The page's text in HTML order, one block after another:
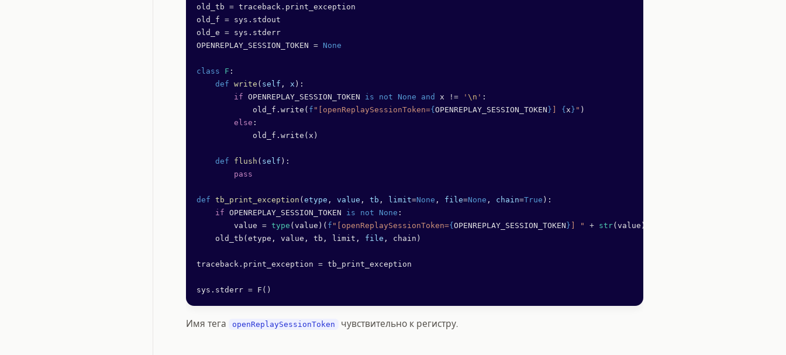
old_tb = traceback.print_exception
old_f = sys.stdout
old_e = sys.stderr
OPENREPLAY_SESSION_TOKEN = None
class F :
    def
write ( self , x ):
        if
OPENREPLAY_SESSION_TOKEN is not None and x != ' \n ' :
            old_f.write(
f "[openReplaySessionToken={ OPENREPLAY_SESSION_TOKEN } { x } " )
        else
:
            old_f.write(x)
    def
flush ( self ):
        pass
def tb_print_exception ( etype , value , tb , limit=None , file=None , chain=True ):
    if
OPENREPLAY_SESSION_TOKEN is not None :
        value
= type (value)( f "[openReplaySessionToken={ OPENREPLAY_SESSION_TOKEN } ] " + str(value))
    old_tb(etype, value, tb, limit,
file , chain)
traceback.print_exception = tb_print_exception
sys.stderr = F()
Имя тега openReplaySessionToken чувствительно к регистру.